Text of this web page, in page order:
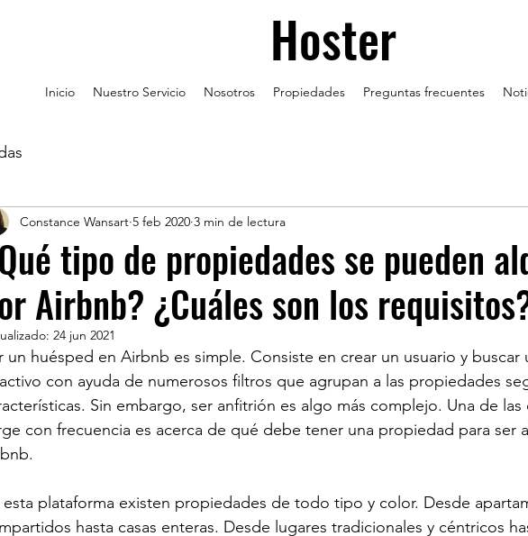
Hoster
Inicio Nuestro Servicio Nosotros Propiedades Preguntas frecuentes
tipo de propiedades se pueden
Airbnb? ¿Cuáles son los
Constance Wansart 5 feb 2020 3 min de lectura
24 jun 2021
un huésped en Airbnb es simple. Consiste en crear un usuario y buscar
con ayuda de numerosos filtros que agrupan a las propiedades
Sin embargo, ser anfitrión es algo más complejo. Una de
con frecuencia es acerca de qué debe tener una propiedad para ser
esta plataforma existen propiedades de todo tipo y color. Desde
hasta casas enteras. Desde lugares tradicionales y céntricos